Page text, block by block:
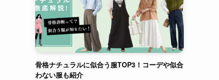
骨格ナチュラルに似合う服TOP3！コーデや似合
わない服も紹介